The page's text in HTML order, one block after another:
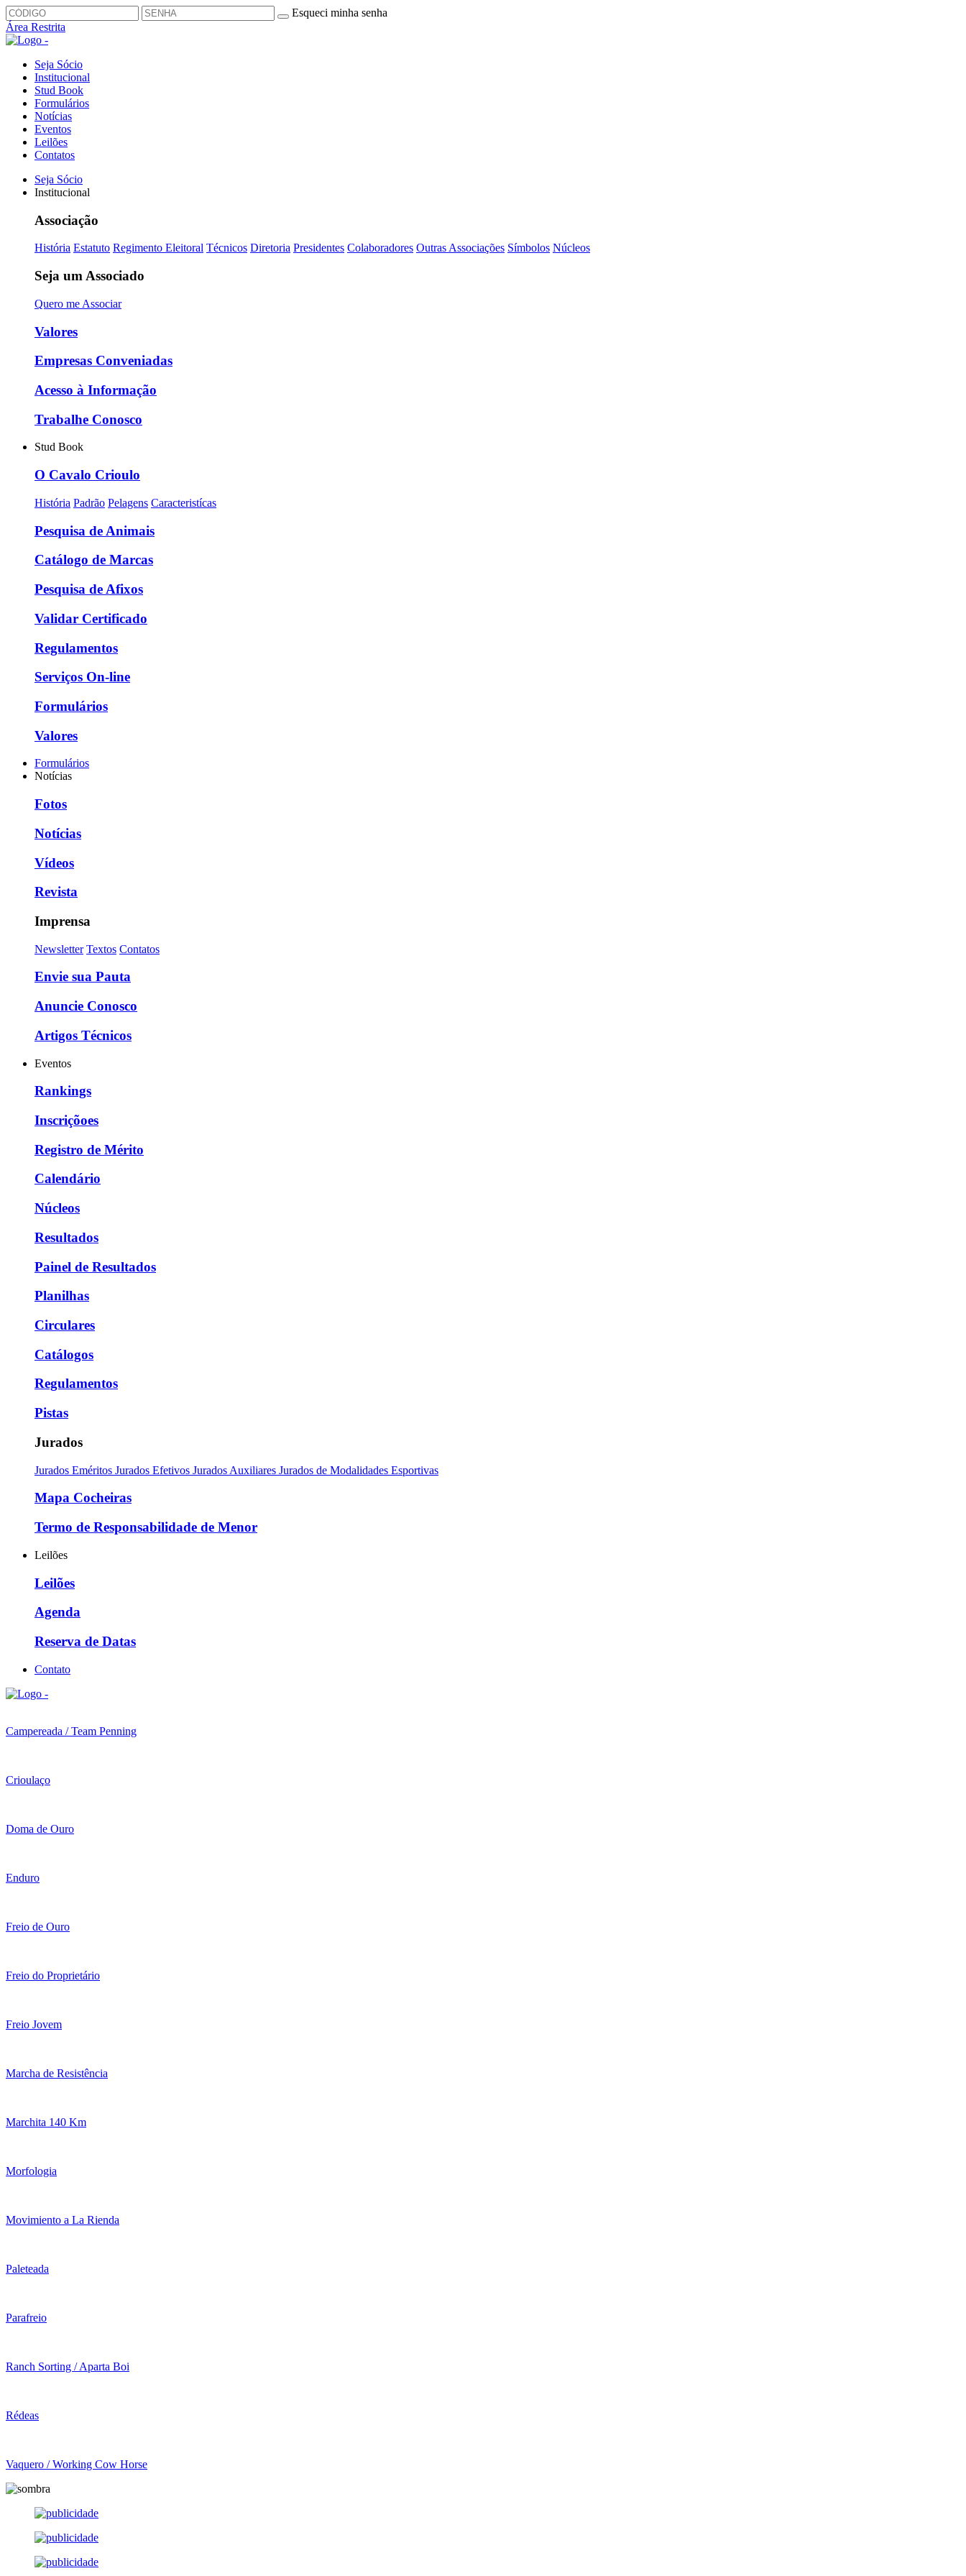
Esqueci minha senha
Área Restrita
Seja Sócio
Institucional
Stud Book
Formulários
Notícias
Eventos
Leilões
Contatos
Seja Sócio
Institucional
Associação
História Estatuto Regimento Eleitoral Técnicos Diretoria Presidentes Colaboradores Outras Associações Símbolos Núcleos
Seja um Associado
Quero me Associar
Valores
Empresas Conveniadas
Acesso à Informação
Trabalhe Conosco
Stud Book
O Cavalo Crioulo
História Padrão Pelagens Caracteristícas
Pesquisa de Animais
Catálogo de Marcas
Pesquisa de Afixos
Validar Certificado
Regulamentos
Serviços On-line
Formulários
Valores
Formulários
Notícias
Fotos
Notícias
Vídeos
Revista
Imprensa
Newsletter Textos Contatos
Envie sua Pauta
Anuncie Conosco
Artigos Técnicos
Eventos
Rankings
Inscriçõoes
Registro de Mérito
Calendário
Núcleos
Resultados
Painel de Resultados
Planilhas
Circulares
Catálogos
Regulamentos
Pistas
Jurados
Jurados Eméritos Jurados Efetivos Jurados Auxiliares Jurados de Modalidades Esportivas
Mapa Cocheiras
Termo de Responsabilidade de Menor
Leilões
Leilões
Agenda
Reserva de Datas
Contato
Campereada / Team Penning
Crioulaço
Doma de Ouro
Enduro
Freio de Ouro
Freio do Proprietário
Freio Jovem
Marcha de Resistência
Marchita 140 Km
Morfologia
Movimiento a La Rienda
Paleteada
Parafreio
Ranch Sorting / Aparta Boi
Rédeas
Vaquero / Working Cow Horse